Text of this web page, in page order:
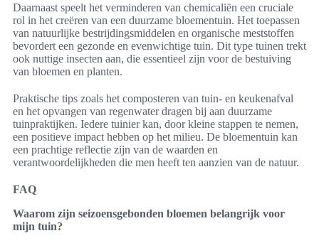
Daarnaast speelt het verminderen van chemicaliën een cruciale
rol in het creëren van een duurzame bloementuin. Het toepassen
van natuurlijke bestrijdingsmiddelen en organische meststoffen
bevordert een gezonde en evenwichtige tuin. Dit type tuinen trekt
ook nuttige insecten aan, die essentieel zijn voor de bestuiving
van bloemen en planten.
Praktische tips zoals het composteren van tuin- en keukenafval
en het opvangen van regenwater dragen bij aan duurzame
tuinpraktijken. Iedere tuinier kan, door kleine stappen te nemen,
een positieve impact hebben op het milieu. De bloementuin kan
een prachtige reflectie zijn van de waarden en
verantwoordelijkheden die men heeft ten aanzien van de natuur.
FAQ
Waarom zijn seizoensgebonden bloemen belangrijk voor
mijn tuin?